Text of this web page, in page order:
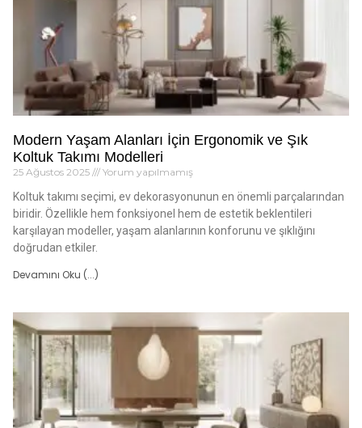
Modern Yaşam Alanları İçin Ergonomik ve Şık
Koltuk Takımı Modelleri
25 Ağustos 2025 Yorum yapılmamış
Koltuk takımı seçimi, ev dekorasyonunun en önemli parçalarından
biridir. Özellikle hem fonksiyonel hem de estetik beklentileri
karşılayan modeller, yaşam alanlarının konforunu ve şıklığını
doğrudan etkiler.
Devamını Oku (...)